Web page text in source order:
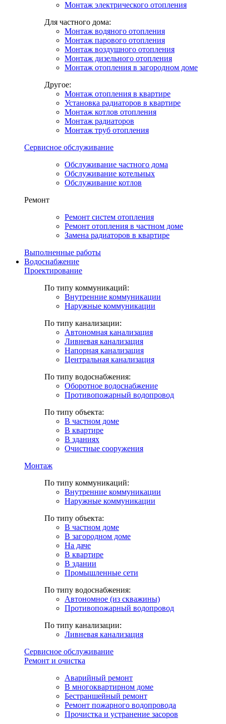
Монтаж электрического отопления
Для частного дома:
Монтаж водяного отопления
Монтаж парового отопления
Монтаж воздушного отопления
Монтаж дизельного отопления
Монтаж отопления в загородном доме
Другое:
Монтаж отопления в квартире
Установка радиаторов в квартире
Монтаж котлов отопления
Монтаж радиаторов
Монтаж труб отопления
Сервисное обслуживание
Обслуживание частного дома
Обслуживание котельных
Обслуживание котлов
Ремонт
Ремонт систем отопления
Ремонт отопления в частном доме
Замена радиаторов в квартире
Выполненные работы
Водоснабжение
Проектирование
По типу коммуникаций:
Внутренние коммуникации
Наружные коммуникации
По типу канализации:
Автономная канализация
Ливневая канализация
Напорная канализация
Центральная канализация
По типу водоснабжения:
Оборотное водоснабжение
Противопожарный водопровод
По типу объекта:
В частном доме
В квартире
В зданиях
Очистные сооружения
Монтаж
По типу коммуникаций:
Внутренние коммуникации
Наружные коммуникации
По типу объекта:
В частном доме
В загородном доме
На даче
В квартире
В здании
Промышленные сети
По типу водоснабжения:
Автономное (из скважины)
Противопожарный водопровод
По типу канализации:
Ливневая канализация
Сервисное обслуживание
Ремонт и очистка
Аварийный ремонт
В многоквартирном доме
Бестраншейный ремонт
Ремонт пожарного водопровода
Прочистка и устранение засоров